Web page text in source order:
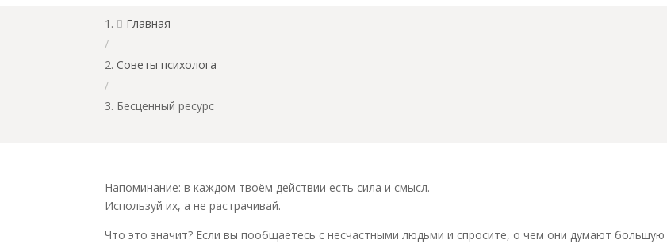
 Главная
/
Советы психолога
/
Бесценный ресурс
Напоминание: в каждом твоём действии есть сила и смысл.
Используй их, а не растрачивай.
Что это значит? Если вы пообщаетесь с несчастными людьми и спросите, о чем они думают